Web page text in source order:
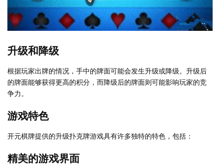
升级和降级
根据玩家出牌的情况，手中的牌面可能会发生升级或降级。升级后
的牌面能够获得更高的积分，而降级后的牌面则可能影响玩家的竞
争力。
游戏特色
开元棋牌提供的升级扑克牌游戏具有许多独特的特色，包括：
精美的游戏界面